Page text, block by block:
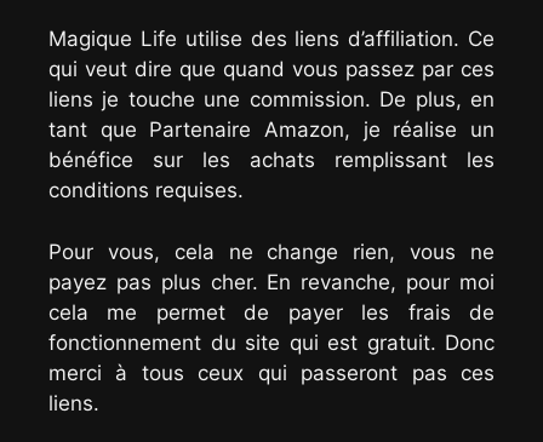
Magique Life utilise des liens d’affiliation. Ce
qui veut dire que quand vous passez par ces
liens je touche une commission. De plus, en
tant que Partenaire Amazon, je réalise un
bénéfice sur les achats remplissant les
conditions requises.
Pour vous, cela ne change rien, vous ne
payez pas plus cher. En revanche, pour moi
cela me permet de payer les frais de
fonctionnement du site qui est gratuit. Donc
merci à tous ceux qui passeront pas ces
liens.